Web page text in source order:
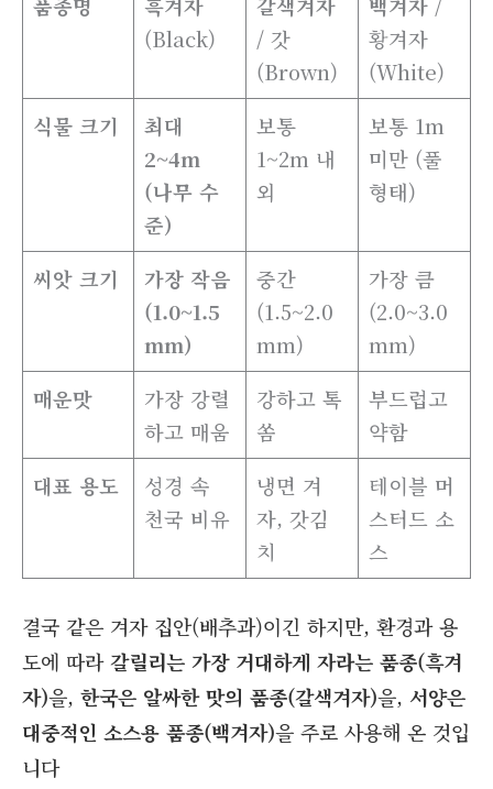
(Black)
/ 갓
(Brown)
황겨자
(White)
식물 크기
최대
2~4m
(나무 수
준)
보통
1~2m 내
외
보통 1m
미만 (풀
형태)
씨앗 크기
가장 작음
(1.0~1.5
mm)
중간
(1.5~2.0
mm)
가장 큼
(2.0~3.0
mm)
매운맛
가장 강렬
하고 매움
강하고 톡
쏨
부드럽고
약함
대표 용도
성경 속
천국 비유
냉면 겨
자, 갓김
치
테이블 머
스터드 소
스
결국 같은 겨자 집안(배추과)이긴 하지만, 환경과 용
도에 따라갈릴리는 가장 거대하게 자라는 품종(흑겨
자)을, 한국은 알싸한 맛의 품종(갈색겨자)을, 서양은
대중적인 소스용 품종(백겨자)을 주로 사용해 온 것입
니다